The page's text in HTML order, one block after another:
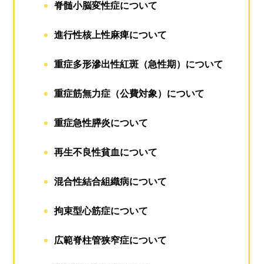
脊髄小脳変性症について
進行性核上性麻痺について
重症多形滲出性紅斑（急性期）について
重症筋無力症（公費対象）について
重症急性膵炎について
再生不良性貧血について
混合性結合組織病について
拘束型心筋症について
広範脊柱管狭窄症について